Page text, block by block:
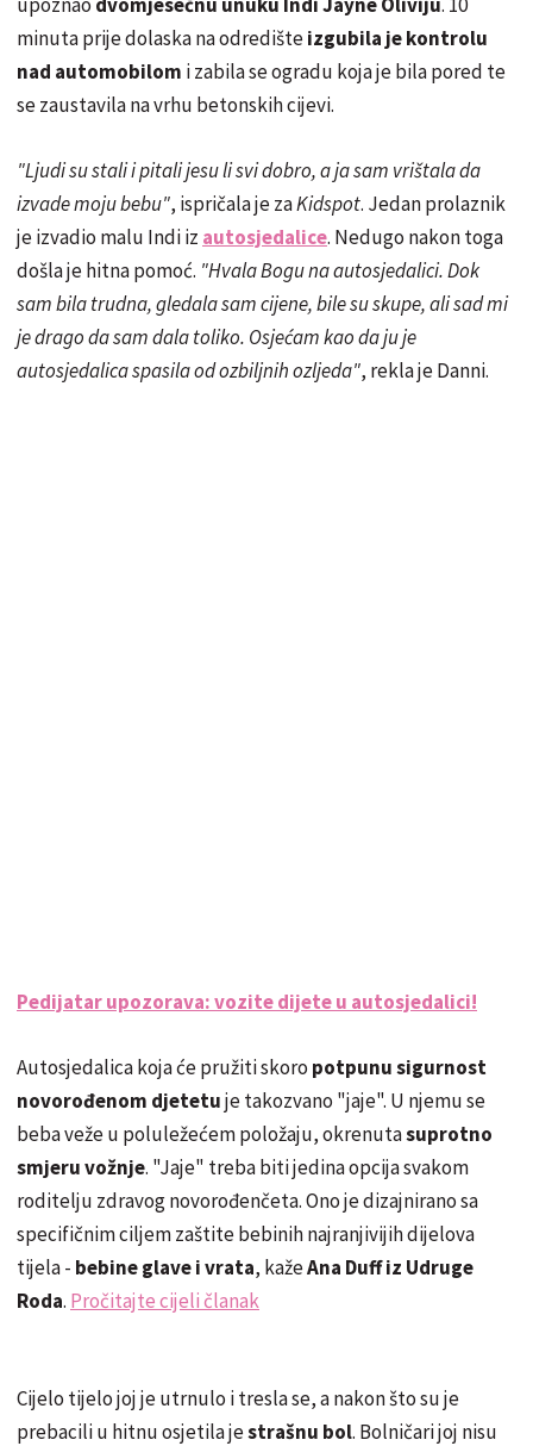
minuta prije dolaska na odredišteizgubila je kontrolu
nad automobilom i zabila se ogradu koja je bila pored te
se zaustavila na vrhu betonskih cijevi.
"Ljudi su stali i pitali jesu li svi dobro, a ja sam vrištala da
izvade moju bebu", ispričala je zaKidspot. Jedan prolaznik
je izvadio malu Indi iz autosjedalice. Nedugo nakon toga
došla je hitna pomoć. "Hvala Bogu na autosjedalici. Dok
sam bila trudna, gledala sam cijene, bile su skupe, ali sad mi
je drago da sam dala toliko. Osjećam kao da ju je
autosjedalica spasila od ozbiljnih ozljeda", rekla je Danni.
Pedijatar upozorava: vozite dijete u autosjedalici!
Autosjedalica koja će pružiti skoro potpunu sigurnost
novorođenom djetetuje takozvano "jaje". U njemu se
beba veže u poluležećem položaju, okrenutasuprotno
smjeru vožnje. "Jaje" treba biti jedina opcija svakom
roditelju zdravog novorođenčeta. Ono je dizajnirano sa
specifičnim ciljem zaštite bebinih najranjivijih dijelova
tijela - bebine glave i vrata, kažeAna Duff iz Udruge
Roda. Pročitajte cijeli članak
Cijelo tijelo joj je utrnulo i tresla se, a nakon što su je
prebacili u hitnu osjetila jestrašnu bol. Bolničari joj nisu